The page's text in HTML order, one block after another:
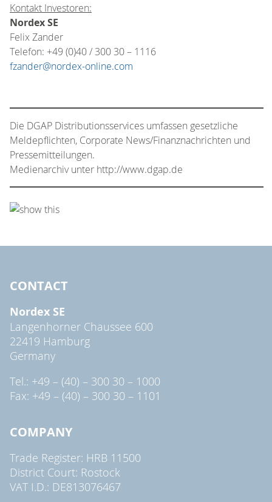
Kontakt Investoren:
Nordex SE
Felix Zander
Telefon: +49 (0)40 / 300 30 – 1116
fzander@nordex-online.com
Die DGAP Distributionsservices umfassen gesetzliche
Meldepflichten, Corporate News/Finanznachrichten und
Pressemitteilungen.
Medienarchiv unter http://www.dgap.de
CONTACT
Nordex SE
Langenhorner Chaussee 600
22419 Hamburg
Germany
Tel.: +49 – (40) – 300 30 – 1000
Fax: +49 – (40) – 300 30 – 1101
COMPANY
Trade Register: HRB 11500
District Court: Rostock
VAT I.D.: DE813076467